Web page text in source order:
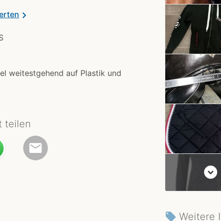
expand_circle_down
local_offer Weitere
chevron_right
weitestgehend auf Plastik und
teilen
email